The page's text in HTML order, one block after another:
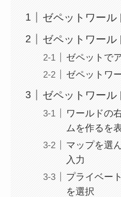
ゼペットワール
ゼペットワール
ゼペットで
ゼペットワ
ゼペットワール
ワールドの
ムを作るを
マップを選
入力
プライベー
を選択